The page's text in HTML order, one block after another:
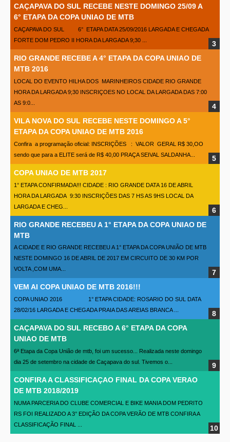
CAÇAPAVA DO SUL RECEBE NESTE DOMINGO 25/09 A
6° ETAPA DA COPA UNIAO DE MTB
CAÇAPAVA DO SUL 6° ETAPA DATA 25/09/2016 LARGADA E CHEGADA
FORTE DOM PEDRO II HORA DA LARGADA 9;30 ...
RIO GRANDE RECEBE A 4° ETAPA DA COPA UNIAO DE
MTB 2016
LOCAL DO EVENTO HILHA DOS MARINHEIROS CIDADE RIO GRANDE
HORA DA LARGADA 9;30 INSCRIÇOES NO LOCAL DA LARGADA DAS 7:00
AS 9:0...
VILA NOVA DO SUL RECEBE NESTE DOMINGO A 5°
ETAPA DA COPA UNIAO DE MTB 2016
Confira a programação oficial: INSCRIÇÕES : VALOR GERAL R$ 30,OO
sendo que para a ELITE será de R$ 40,00 PRAÇA SEIVAL SALDANHA...
COPA UNIAO DE MTB 2017
1° ETAPA CONFIRMADA!!! CIDADE : RIO GRANDE DATA 16 DE ABRIL
HORA DA LARGADA 9:30 INSCRIÇÕES DAS 7 HS AS 9HS LOCAL DA
LARGADA E CHEG...
RIO GRANDE RECEBEU A 1° ETAPA DA COPA UNIAO DE
MTB
A CIDADE E RIO GRANDE RECEBEU A 1° ETAPA DA COPA UNIÃO DE MTB
NESTE DOMINGO 16 DE ABRIL DE 2017 EM CIRCUITO DE 30 KM POR
VOLTA ,COM UMA...
VEM AI COPA UNIAO DE MTB 2016!!!
COPA UNIAO 2016 1° ETAPA CIDADE: ROSARIO DO SUL DATA
28/02/16 LARGADA E CHEGADA PRAIA DAS AREIAS BRANCA ...
CAÇAPAVA DO SUL RECEBO A 6° ETAPA DA COPA
UNIAO DE MTB
6ª Etapa da Copa União de mtb, foi um sucesso... Realizada neste domingo
dia 25 de setembro na cidade de Caçapava do sul. Tivemos o...
CONFIRA A CLASSIFICAÇAO FINAL DA COPA VERAO
DE MTB 2018/2019
NUMA PARCERIA DO CLUBE COMERCIAL E BIKE MANIA DOM PEDRITO
RS FOI REALIZADO A 3° EDIÇÃO DA COPA VERÃO DE MTB CONFIRA A
CLASSIFICAÇÃO FINAL ...